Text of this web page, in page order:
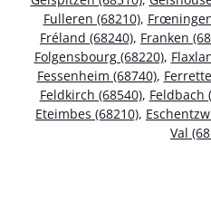
Fulleren (68210),
Fréland (68240), Franken
Folgensbourg (68220),
Fessenheim (68740),
Feldkirch (68540), Feldbach
Eteimbes (68210),
Val